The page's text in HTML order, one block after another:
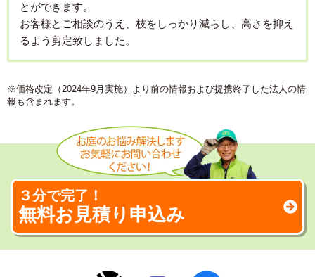
とができます。
お客様とご相談のうえ、枝をしっかり減らし、高さを抑え
るよう剪定致しました。
※価格改定（2024年9月実施）より前の情報および提携終了した法人の情
報も含まれます。
３分で完了！
無料お見積り申込み